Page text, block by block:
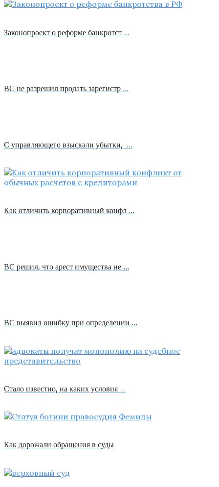
Законопроект о реформе банкротст …
ВС не разрешил продать зарегистр …
С управляющего взыскали убытки, …
Как отличить корпоративный конфл …
ВС решил, что арест имущества не …
ВС выявил ошибку при определении …
Стало известно, на каких условия …
Как дорожали обращения в суды